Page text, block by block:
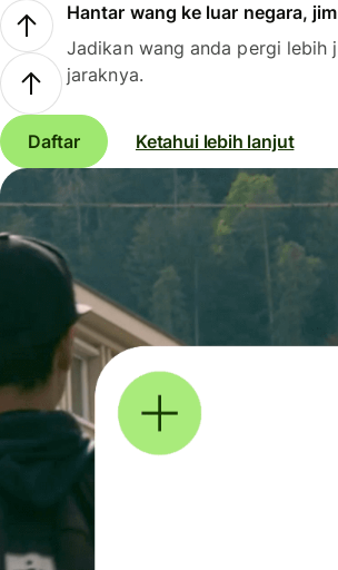
Hantar wang ke luar negara,
Jadikan wang anda pergi lebih
jaraknya.
Daftar Ketahui lebih lanjut